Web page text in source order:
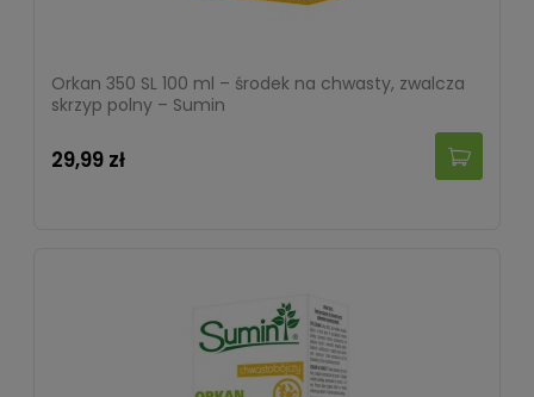
Orkan 350 SL 100 ml – środek na chwasty, zwalcza
skrzyp polny – Sumin
29,99 zł